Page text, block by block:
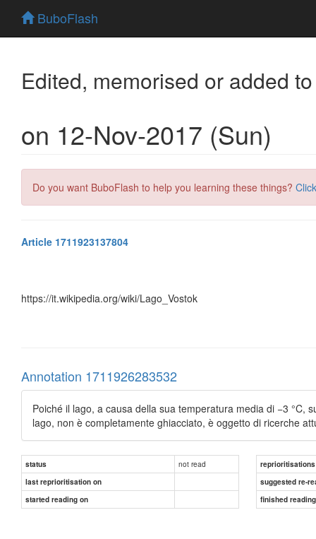
BuboFlash
Edited, memorised or added
on 12-Nov-2017 (Sun)
Do you want BuboFlash to help you learning these things?
Article 1711923137804
https://it.wikipedia.org/wiki/Lago_Vostok
Annotation 1711926283532
Poiché il lago, a causa della sua temperatura media di −3 °C,
lago, non è completamente ghiacciato, è oggetto di ricerche
status not read
reprioritisations
last reprioritisation on
suggested re-
started reading on
finished